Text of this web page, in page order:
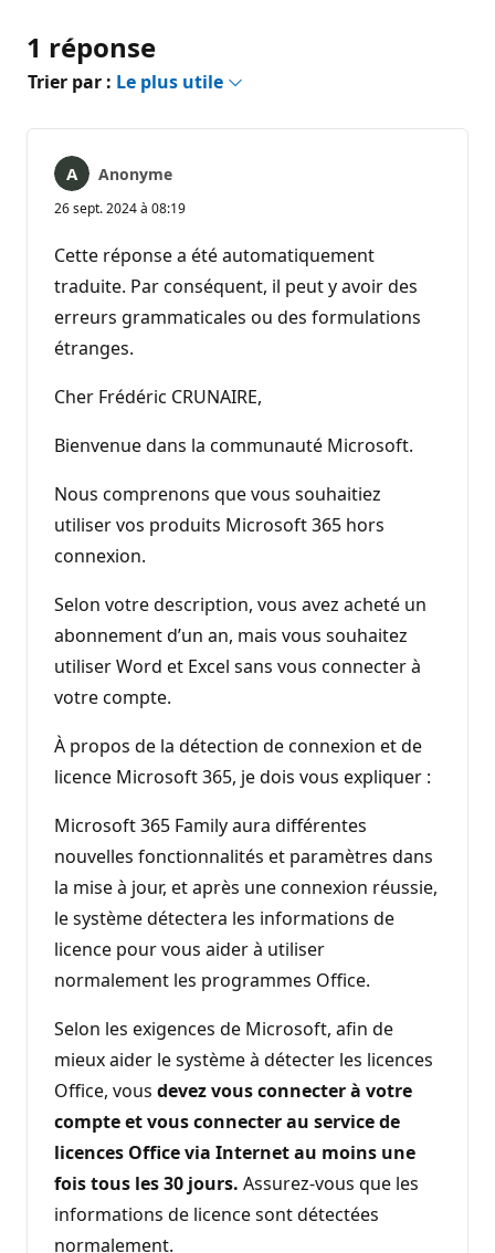
1 réponse
Trier par : Le plus utile
Anonyme
26 sept. 2024 à 08:19
Cette réponse a été automatiquement
traduite. Par conséquent, il peut y avoir des
erreurs grammaticales ou des formulations
étranges.
Cher Frédéric CRUNAIRE,
Bienvenue dans la communauté Microsoft.
Nous comprenons que vous souhaitiez
utiliser vos produits Microsoft 365 hors
connexion.
Selon votre description, vous avez acheté un
abonnement d’un an, mais vous souhaitez
utiliser Word et Excel sans vous connecter à
votre compte.
À propos de la détection de connexion et de
licence Microsoft 365, je dois vous expliquer :
Microsoft 365 Family aura différentes
nouvelles fonctionnalités et paramètres dans
la mise à jour, et après une connexion réussie,
le système détectera les informations de
licence pour vous aider à utiliser
normalement les programmes Office.
Selon les exigences de Microsoft, afin de
mieux aider le système à détecter les licences
Office, vous devez vous connecter à votre
compte et vous connecter au service de
licences Office via Internet au moins une
fois tous les 30 jours. Assurez-vous que les
informations de licence sont détectées
normalement.